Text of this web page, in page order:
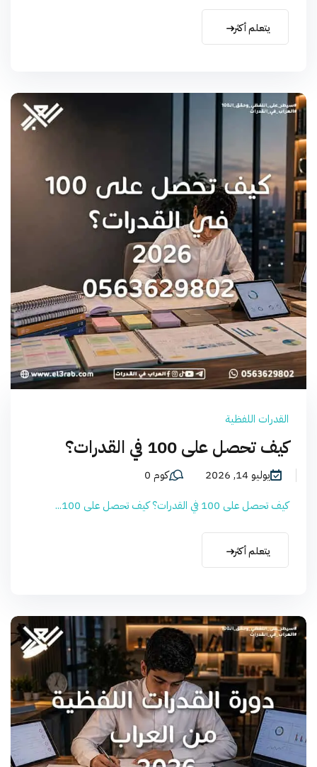
يتعلم أكثر
القدرات اللفظية
كيف تحصل على 100 في القدرات؟
يوليو 14, 2026
كوم 0
كيف تحصل على 100 في القدرات؟ كيف تحصل على 100...
يتعلم أكثر